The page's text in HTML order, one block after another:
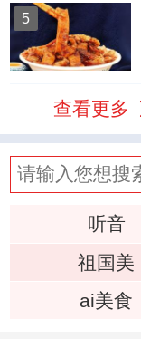
5
查看更多
听音
祖国美
ai美食